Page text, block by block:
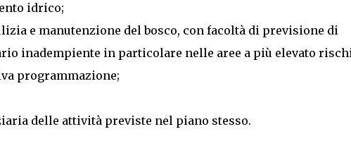
idrico;
e manutenzione del bosco, con facoltà di previsione di
inadempiente in particolare nelle aree a più elevato
programmazione;
delle attività previste nel piano stesso.